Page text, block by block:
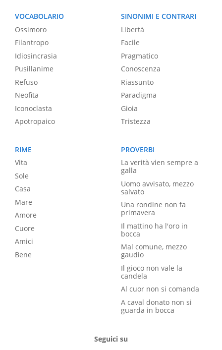
VOCABOLARIO
Ossimoro
Filantropo
Idiosincrasia
Pusillanime
Refuso
Neofita
Iconoclasta
Apotropaico
SINONIMI E CONTRARI
Libertà
Facile
Pragmatico
Conoscenza
Riassunto
Paradigma
Gioia
Tristezza
RIME
Vita
Sole
Casa
Mare
Amore
Cuore
Amici
Bene
PROVERBI
La verità vien sempre a
galla
Uomo avvisato, mezzo
salvato
Una rondine non fa
primavera
Il mattino ha l'oro in
bocca
Mal comune, mezzo
gaudio
Il gioco non vale la
candela
Al cuor non si comanda
A caval donato non si
guarda in bocca
Seguici su